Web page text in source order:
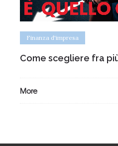
Finanza d'impresa
Come scegliere fra
More